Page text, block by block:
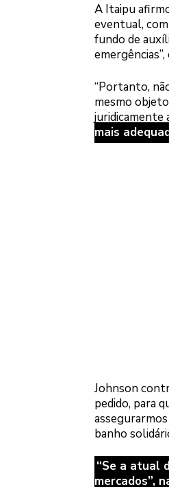
A Itaipu
eventual,
fundo de
“Portanto,
mesmo
juridicamente
mais
Johnson
pedido, para
banho
“Se a atual
mercados”,